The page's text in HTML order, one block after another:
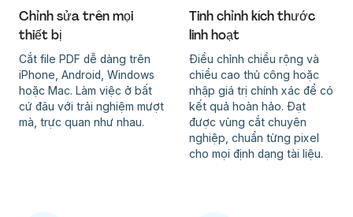
Chỉnh sửa trên mọi
thiết bị
Cắt file PDF dễ dàng trên
iPhone, Android, Windows
hoặc Mac. Làm việc ở bất
cứ đâu với trải nghiệm mượt
mà, trực quan như nhau.
Tinh chỉnh kích thước
linh hoạt
Điều chỉnh chiều rộng và
chiều cao thủ công hoặc
nhập giá trị chính xác để có
kết quả hoàn hảo. Đạt
được vùng cắt chuyên
nghiệp, chuẩn từng pixel
cho mọi định dạng tài liệu.